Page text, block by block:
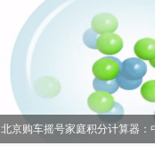
北京购车摇号家庭积分计算器：